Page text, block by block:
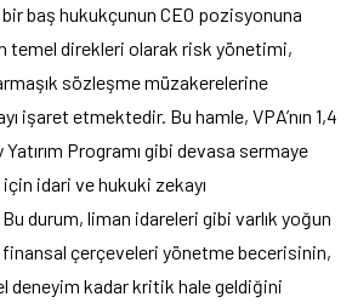
baş hukukçunun CEO pozisyonuna
temel direkleri olarak risk yönetimi,
sözleşme müzakerelerine
işaret etmektedir. Bu hamle, VPA’nın 1,4
Programı gibi devasa sermaye
idari ve hukuki zekayı
durum, liman idareleri gibi varlık yoğun
çerçeveleri yönetme becerisinin,
deneyim kadar kritik hale geldiğini